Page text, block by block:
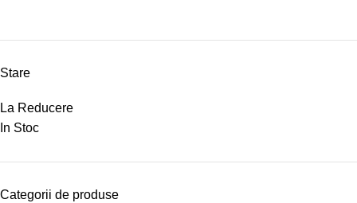
Stare
La Reducere
In Stoc
Categorii de produse